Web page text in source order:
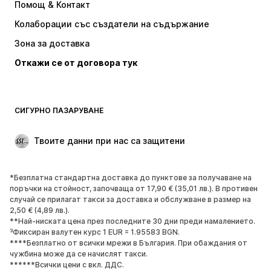
Пуловери и Трикотаж
Бельо
Палта
Поли
Специални Поводи
ОБУВКИ
НОВО
Популярно
Маратонки
Боти
Обувки с висок ток
Ботуши
Сандали
Ниски обувки
Помощ & Контакт
Колаборации със създатели на съдържание
Зона за доставка
Откажи се от договора тук
СИГУРНО ПАЗАРУВАНЕ
Твоите данни при нас са защитени
*Безплатна стандартна доставка до пунктове за получаване на
поръчки на стойност, започваща от 17,90 € (35,01 лв.). В противен
случай се прилагат такси за доставка и обслужване в размер на
2,50 € (4,89 лв.).
**Най-ниската цена през последните 30 дни преди намалението.
³Фиксиран валутен курс 1 EUR = 1.95583 BGN.
****Безплатно от всички мрежи в България. При обаждания от
чужбина може да се начислят такси.
******Всички цени с вкл. ДДС.